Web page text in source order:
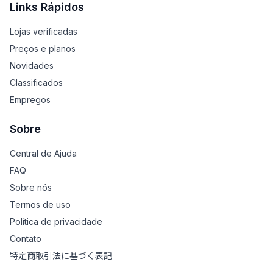
Links Rápidos
Lojas verificadas
Preços e planos
Novidades
Classificados
Empregos
Sobre
Central de Ajuda
FAQ
Sobre nós
Termos de uso
Política de privacidade
Contato
特定商取引法に基づく表記